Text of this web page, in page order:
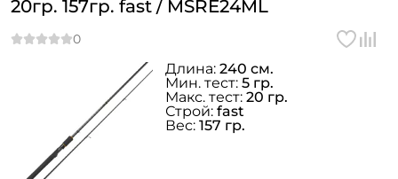
20гр. 157гр. fast / MSRE24ML
Длина: 240 см.
Мин. тест: 5 гр.
Макс. тест: 20 гр.
Строй: fast
Вес: 157 гр.